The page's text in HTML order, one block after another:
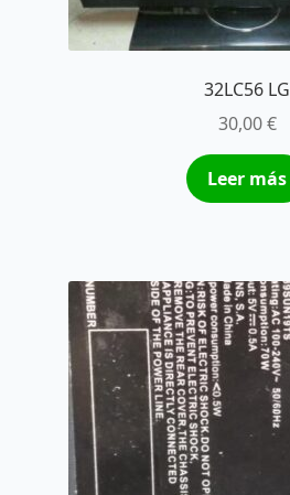
32LC56 LG
30,00€
Leer más